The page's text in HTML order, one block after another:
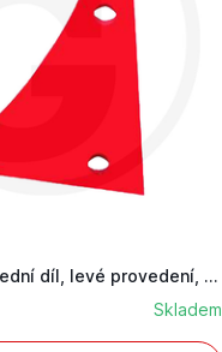
Odhrnovačka přední díl, levé provedení, včetně...
Skladem